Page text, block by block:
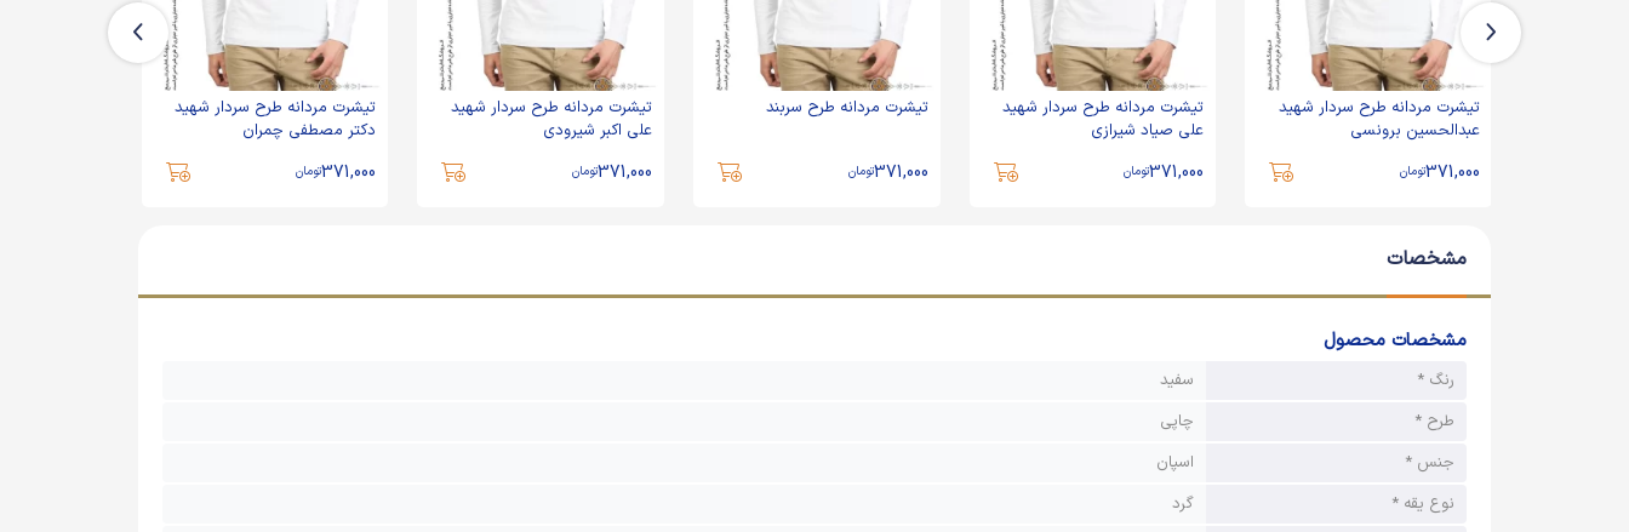
تیشرت مردانه طرح سردار شهید
عبدالحسین برونسی
371,000تومان
تیشرت مردانه طرح سردار شهید
علی صیاد شیرازی
371,000تومان
تیشرت مردانه طرح سربند
371,000تومان
تیشرت مردانه طرح سردار شهید
علی اکبر شیرودی
371,000تومان
تیشرت مردانه طرح سردار شهید
دکتر مصطفی چمران
371,000تومان
مشخصات
مشخصات محصول
رنگ *
سفید
طرح *
چاپی
جنس *
اسپان
نوع یقه *
گرد